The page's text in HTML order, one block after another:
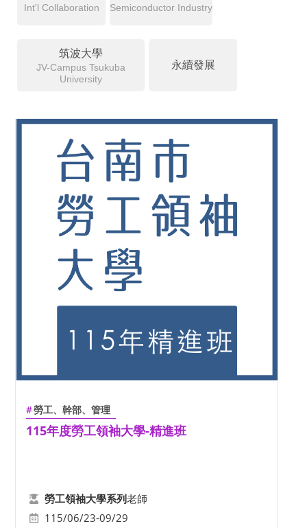
Int'l Collaboration Semiconductor Industry
筑波大學
JV-Campus Tsukuba
University
永續發展
勞工、幹部、管理
115年度勞工領袖大學-精進班
勞工領袖大學系列老師
115/06/23-09/29